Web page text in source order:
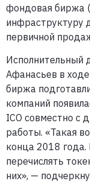
фондовая биржа
инфраструктуру
первичной
Исполнительный
Афанасьев в
биржа
компаний
ICO совместно с
работы. «Такая
конца 2018
перечислять
них», —